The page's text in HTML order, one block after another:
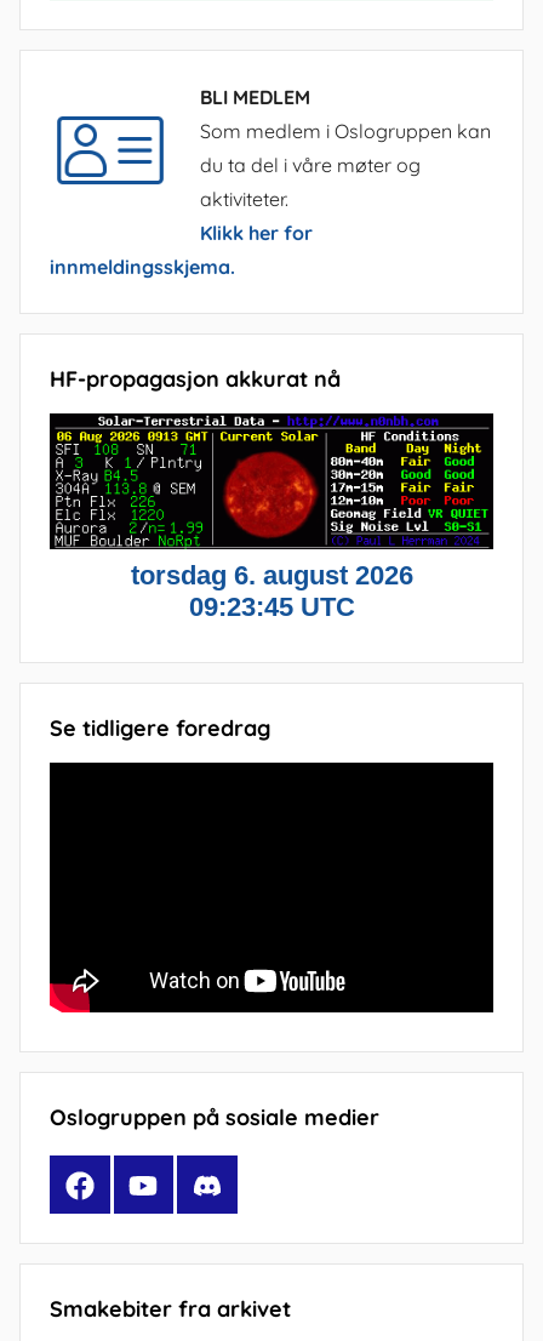
BLI MEDLEM
Som medlem i Oslogruppen kan
du ta del i våre møter og
aktiviteter.
Klikk her for
innmeldingsskjema.
HF-propagasjon akkurat nå
Se tidligere foredrag
Oslogruppen på sosiale medier
FacebookYouTubeDiscord
Smakebiter fra arkivet